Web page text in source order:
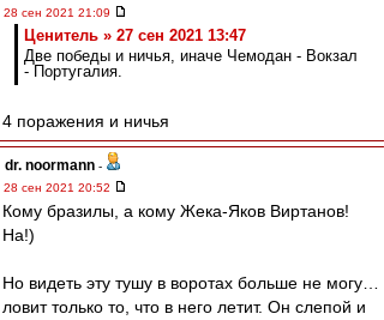
28 сен 2021 21:09
Ценитель » 27 сен 2021 13:47
Две победы и ничья, иначе Чемодан - Вокзал
- Португалия.
4 поражения и ничья
dr. noormann -
28 сен 2021 20:52
Кому бразилы, а кому Жека-Яков Виртанов!
На!)
Но видеть эту тушу в воротах больше не могу…
ловит только то, что в него летит. Он слепой и